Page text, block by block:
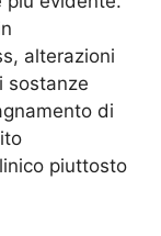
alterazioni
sostanze
di
piuttosto